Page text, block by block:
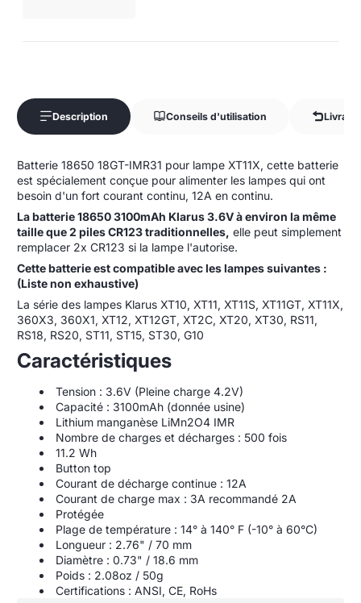
Description Conseils d'utilisation
Batterie 18650 18GT-IMR31 pour lampe XT11X, cette batterie
est spécialement conçue pour alimenter les lampes qui ont
besoin d'un fort courant continu, 12A en continu.
La batterie 18650 3100mAh Klarus 3.6V à environ la même
taille que 2 piles CR123 traditionnelles, elle peut simplement
remplacer 2x CR123 si la lampe l'autorise.
Cette batterie est compatible avec les lampes suivantes :
(Liste non exhaustive)
La série des lampes Klarus XT10, XT11, XT11S, XT11GT, XT11X,
360X3, 360X1, XT12, XT12GT, XT2C, XT20, XT30, RS11,
RS18, RS20, ST11, ST15, ST30, G10
Caractéristiques
Tension : 3.6V (Pleine charge 4.2V)
Capacité : 3100mAh (donnée usine)
Lithium manganèse LiMn2O4 IMR
Nombre de charges et décharges : 500 fois
11.2 Wh
Button top
Courant de décharge continue : 12A
Courant de charge max : 3A recommandé 2A
Protégée
Plage de température : 14° à 140° F (-10° à 60°C)
Longueur : 2.76" / 70 mm
Diamètre : 0.73" / 18.6 mm
Poids : 2.08oz / 50g
Certifications : ANSI, CE, RoHs